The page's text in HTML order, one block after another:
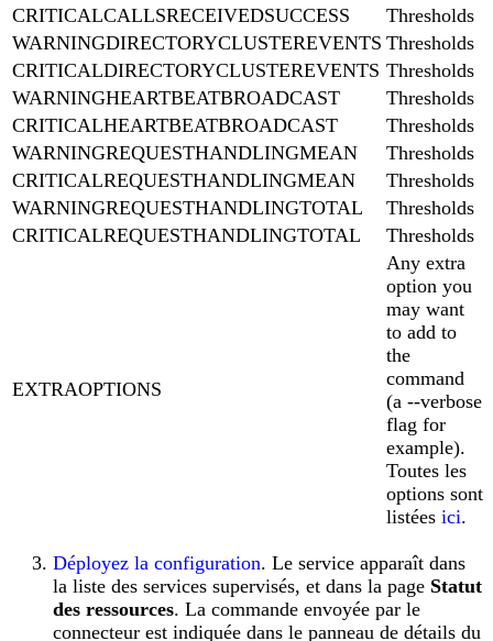
CRITICALCALLSRECEIVEDSUCCESS
Thresholds
WARNINGDIRECTORYCLUSTEREVENTS Thresholds
CRITICALDIRECTORYCLUSTEREVENTS Thresholds
WARNINGHEARTBEATBROADCAST
Thresholds
CRITICALHEARTBEATBROADCAST
Thresholds
WARNINGREQUESTHANDLINGMEAN
Thresholds
CRITICALREQUESTHANDLINGMEAN
Thresholds
WARNINGREQUESTHANDLINGTOTAL
Thresholds
CRITICALREQUESTHANDLINGTOTAL
Thresholds
EXTRAOPTIONS
Any extra
option you
may want
to add to
the
command
(a --verbose
flag for
example).
Toutes les
options sont
listées ici.
Déployez la configuration. Le service apparaît dans
la liste des services supervisés, et dans la page Statut
des ressources. La commande envoyée par le
connecteur est indiquée dans le panneau de détails du